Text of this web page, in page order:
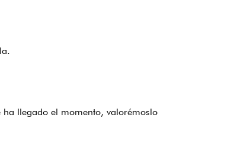
ha llegado el momento, valorémoslo